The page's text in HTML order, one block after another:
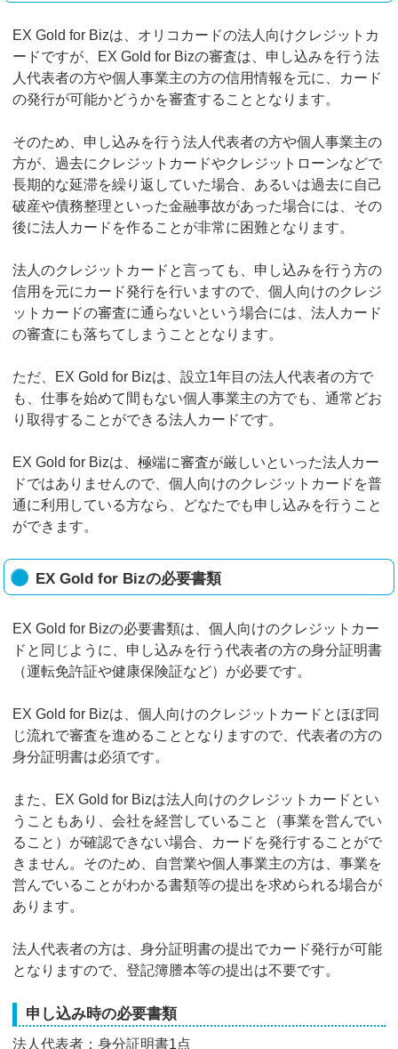
EX Gold for Bizは、オリコカードの法人向けクレジットカ
ードですが、EX Gold for Bizの審査は、申し込みを行う法
人代表者の方や個人事業主の方の信用情報を元に、カード
の発行が可能かどうかを審査することとなります。
そのため、申し込みを行う法人代表者の方や個人事業主の
方が、過去にクレジットカードやクレジットローンなどで
長期的な延滞を繰り返していた場合、あるいは過去に自己
破産や債務整理といった金融事故があった場合には、その
後に法人カードを作ることが非常に困難となります。
法人のクレジットカードと言っても、申し込みを行う方の
信用を元にカード発行を行いますので、個人向けのクレジ
ットカードの審査に通らないという場合には、法人カード
の審査にも落ちてしまうこととなります。
ただ、EX Gold for Bizは、設立1年目の法人代表者の方で
も、仕事を始めて間もない個人事業主の方でも、通常どお
り取得することができる法人カードです。
EX Gold for Bizは、極端に審査が厳しいといった法人カー
ドではありませんので、個人向けのクレジットカードを普
通に利用している方なら、どなたでも申し込みを行うこと
ができます。
EX Gold for Bizの必要書類
EX Gold for Bizの必要書類は、個人向けのクレジットカー
ドと同じように、申し込みを行う代表者の方の身分証明書
（運転免許証や健康保険証など）が必要です。
EX Gold for Bizは、個人向けのクレジットカードとほぼ同
じ流れで審査を進めることとなりますので、代表者の方の
身分証明書は必須です。
また、EX Gold for Bizは法人向けのクレジットカードとい
うこともあり、会社を経営していること（事業を営んでい
ること）が確認できない場合、カードを発行することがで
きません。そのため、自営業や個人事業主の方は、事業を
営んでいることがわかる書類等の提出を求められる場合が
あります。
法人代表者の方は、身分証明書の提出でカード発行が可能
となりますので、登記簿謄本等の提出は不要です。
申し込み時の必要書類
法人代表者：身分証明書1点